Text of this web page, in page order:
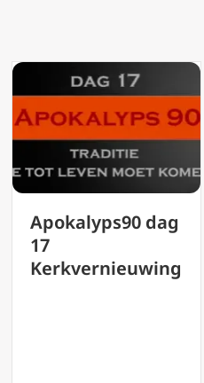
Apokalyps90 dag
17
Kerkvernieuwing